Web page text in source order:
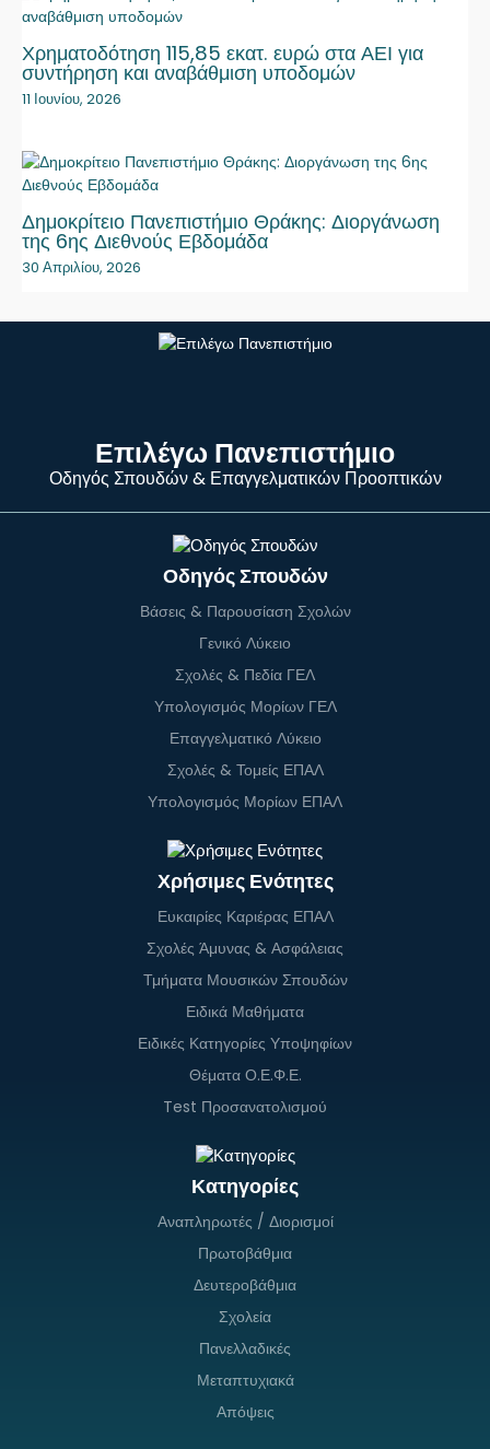
Χρηματοδότηση 115,85 εκατ. ευρώ στα ΑΕΙ για
συντήρηση και αναβάθμιση υποδομών
11 Ιουνίου, 2026
Δημοκρίτειο Πανεπιστήμιο Θράκης: Διοργάνωση
της 6ης Διεθνούς Εβδομάδα
30 Απριλίου, 2026
Επιλέγω Πανεπιστήμιο
Οδηγός Σπουδών & Επαγγελματικών Προοπτικών
Οδηγός Σπουδών
Βάσεις & Παρουσίαση Σχολών
Γενικό Λύκειο
Σχολές & Πεδία ΓΕΛ
Υπολογισμός Μορίων ΓΕΛ
Επαγγελματικό Λύκειο
Σχολές & Τομείς ΕΠΑΛ
Υπολογισμός Μορίων ΕΠΑΛ
Χρήσιμες Ενότητες
Ευκαιρίες Καριέρας ΕΠΑΛ
Σχολές Άμυνας & Ασφάλειας
Τμήματα Μουσικών Σπουδών
Ειδικά Μαθήματα
Ειδικές Κατηγορίες Υποψηφίων
Θέματα Ο.Ε.Φ.Ε.
Test Προσανατολισμού
Κατηγορίες
Αναπληρωτές / Διορισμοί
Πρωτοβάθμια
Δευτεροβάθμια
Σχολεία
Πανελλαδικές
Μεταπτυχιακά
Απόψεις